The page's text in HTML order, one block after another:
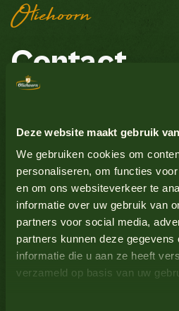
Deze website maakt gebruik
We gebruiken cookies om
personaliseren, om functies
en om ons websiteverkeer te
informatie over uw gebruik van
partners voor social media,
partners kunnen deze
informatie die u aan ze heeft
verzameld op basis van uw
Oliehoorn
Contact
Wij staan voor je klaar!
Vul één van de
veelgestelde vragen. Toch
contact? Uiteraard is dat ook
1200.